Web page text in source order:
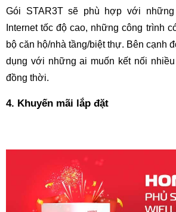
Gói STAR3T sẽ phù hợp với
Internet tốc độ cao, những công trình
bộ căn hộ/nhà tầng/biệt thự. Bên cạnh
dụng với những ai muốn kết nối
đồng thời.
4. Khuyến mãi lắp đặt